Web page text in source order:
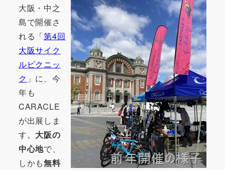
大阪・中之
島で開催さ
れる「第4回
大阪サイク
ルピクニッ
ク 」に、今
年も
CARACLE
が出展しま
す。 大阪の
中心地で、
しかも無料